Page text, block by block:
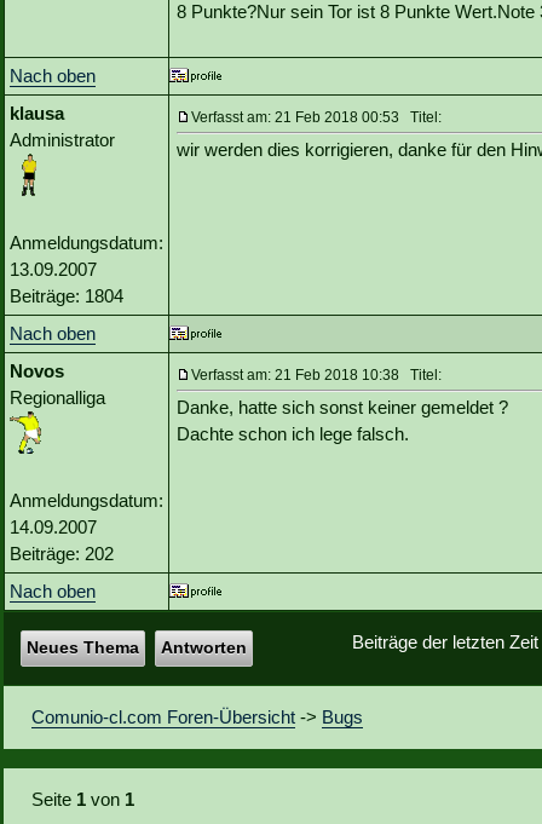
8 Punkte?Nur sein Tor ist 8 Punkte Wert.Note
Nach oben
klausa
Administrator
Anmeldungsdatum:
13.09.2007
Beiträge: 1804
Verfasst am: 21 Feb 2018 00:53 Titel:
wir werden dies korrigieren, danke für den
Nach oben
Novos
Regionalliga
Anmeldungsdatum:
14.09.2007
Beiträge: 202
Verfasst am: 21 Feb 2018 10:38 Titel:
Danke, hatte sich sonst keiner gemeldet ?
Dachte schon ich lege falsch.
Nach oben
Beiträge der letzten
Neues Thema Antworten
Comunio-cl.com Foren-Übersicht -> Bugs
Seite 1 von 1